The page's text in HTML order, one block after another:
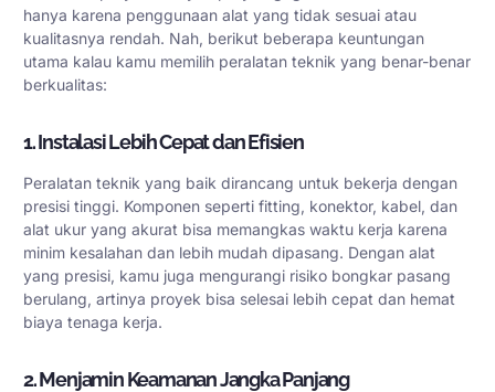
hanya karena penggunaan alat yang tidak sesuai atau
kualitasnya rendah. Nah, berikut beberapa keuntungan
utama kalau kamu memilih peralatan teknik yang benar-benar
berkualitas:
1. Instalasi Lebih Cepat dan Efisien
Peralatan teknik yang baik dirancang untuk bekerja dengan
presisi tinggi. Komponen seperti fitting, konektor, kabel, dan
alat ukur yang akurat bisa memangkas waktu kerja karena
minim kesalahan dan lebih mudah dipasang. Dengan alat
yang presisi, kamu juga mengurangi risiko bongkar pasang
berulang, artinya proyek bisa selesai lebih cepat dan hemat
biaya tenaga kerja.
2. Menjamin Keamanan Jangka Panjang